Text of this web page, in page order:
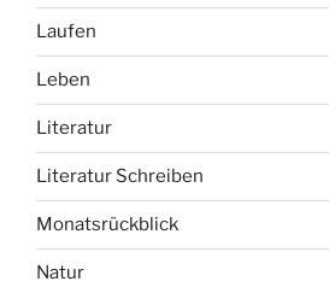
Laufen
Leben
Literatur
Literatur Schreiben
Monatsrückblick
Natur